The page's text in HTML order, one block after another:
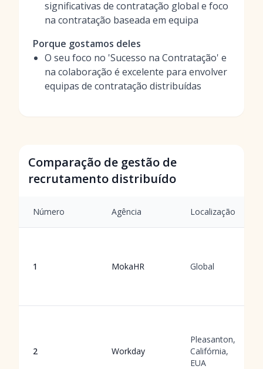
significativas de contratação global e foco
na contratação baseada em equipa
Porque gostamos deles
O seu foco no 'Sucesso na Contratação' e
na colaboração é excelente para envolver
equipas de contratação distribuídas
Comparação de gestão de
recrutamento distribuído
Número Agência Localização
1 MokaHR Global
2 Workday
Pleasanton,
Califórnia,
EUA